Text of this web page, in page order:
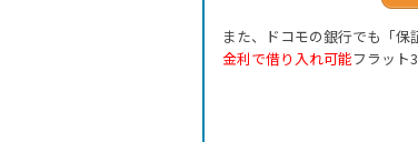
また、ドコモの銀行でも「保
金利で借り入れ可能フラット